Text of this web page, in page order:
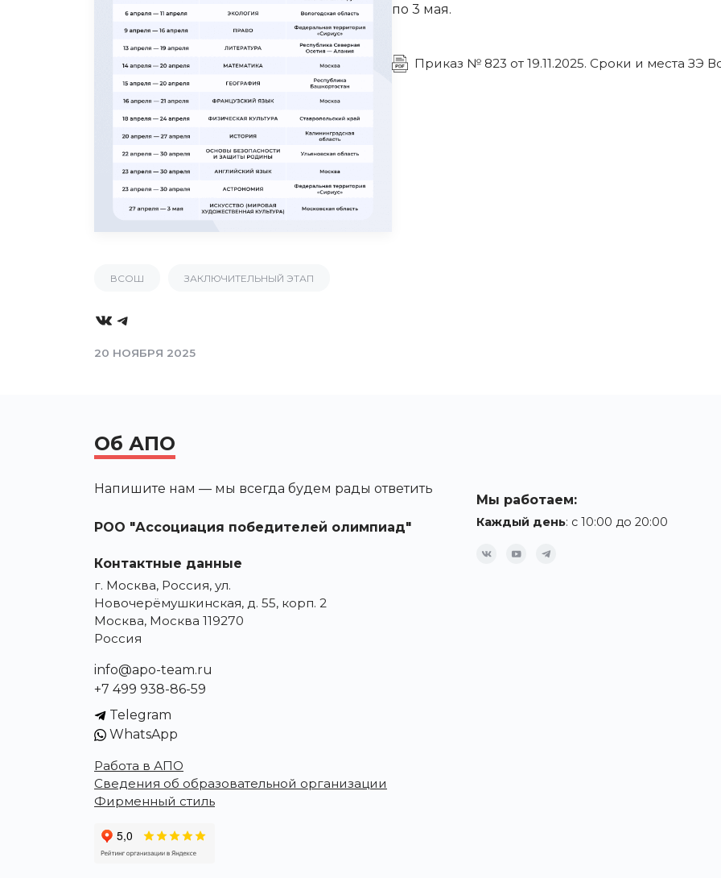
по 3 мая.
Приказ № 823 от 19.11.2025. Сроки и места ЗЭ
ВСОШ ЗАКЛЮЧИТЕЛЬНЫЙ ЭТАП
VKTelegram
20 НОЯБРЯ 2025
Об АПО
Напишите нам — мы всегда будем рады ответить
РОО "Ассоциация победителей олимпиад"
Контактные данные
г. Москва, Россия, ул.
Новочерёмушкинская, д. 55, корп. 2
Москва, Москва 119270
Россия
info@apo-team.ru
+7 499 938-86-59
Telegram
WhatsApp
Работа в АПО
Сведения об образовательной организации
Фирменный стиль
Мы работаем:
Каждый день: с 10:00 до 20:00